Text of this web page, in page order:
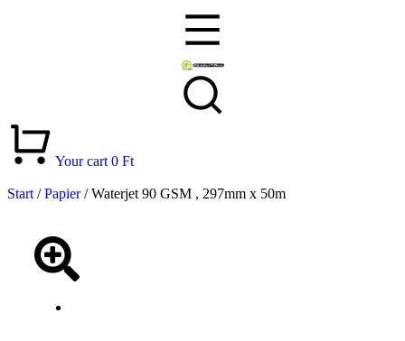
Your cart 0 Ft
Start /Papier/ Waterjet 90 GSM , 297mm x 50m